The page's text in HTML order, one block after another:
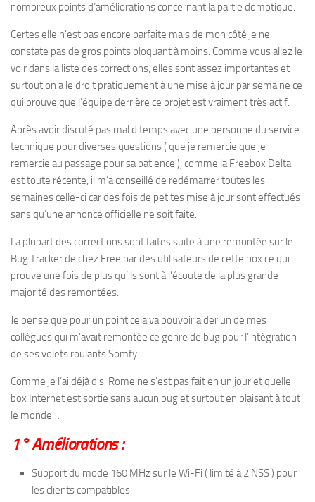
nombreux points d’améliorations concernant la partie domotique.
Certes elle n’est pas encore parfaite mais de mon côté je ne
constate pas de gros points bloquant à moins. Comme vous allez le
voir dans la liste des corrections, elles sont assez importantes et
surtout on a le droit pratiquement à une mise à jour par semaine ce
qui prouve que l’équipe derrière ce projet est vraiment très actif.
Après avoir discuté pas mal d temps avec une personne du service
technique pour diverses questions ( que je remercie que je
remercie au passage pour sa patience ), comme la Freebox Delta
est toute récente, il m’a conseillé de redémarrer toutes les
semaines celle-ci car des fois de petites mise à jour sont effectués
sans qu’une annonce officielle ne soit faite.
La plupart des corrections sont faites suite à une remontée sur le
Bug Tracker de chez Free par des utilisateurs de cette box ce qui
prouve une fois de plus qu’ils sont à l’écoute de la plus grande
majorité des remontées.
Je pense que pour un point cela va pouvoir aider un de mes
collègues qui m’avait remontée ce genre de bug pour l’intégration
de ses volets roulants Somfy.
Comme je l’ai déjà dis, Rome ne s’est pas fait en un jour et quelle
box Internet est sortie sans aucun bug et surtout en plaisant à tout
le monde…
1° Améliorations :
Support du mode 160 MHz sur le Wi-Fi ( limité à 2 NSS ) pour
les clients compatibles.